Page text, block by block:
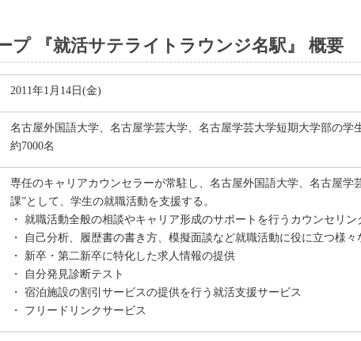
プ 『就活サテライトラウンジ名駅』 概要
2011年1月14日(金)
名古屋外国語大学、名古屋学芸大学、名古屋学芸大学短期大学部の学
約7000名
専任のキャリアカウンセラーが常駐し、名古屋外国語大学、名古屋
課”として、学生の就職活動を支援する。
・ 就職活動全般の相談やキャリア形成のサポートを行うカウンセリン
・ 自己分析、履歴書の書き方、模擬面談など就職活動に役に立つ様々
・ 新卒・第二新卒に特化した求人情報の提供
・ 自分発見診断テスト
・ 宿泊施設の割引サービスの提供を行う就活支援サービス
・ フリードリンクサービス